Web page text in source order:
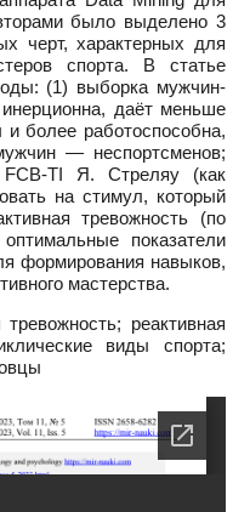
было выделено 3
черт, характерных для
спорта. В статье
(1) выборка мужчин-
даёт меньше
более работоспособна,
— неспортсменов;
FCB-TI Я. Стреляу (как
на стимул, который
тревожность (по
показатели
формирования навыков,
мастерства.
тревожность; реактивная
виды спорта;